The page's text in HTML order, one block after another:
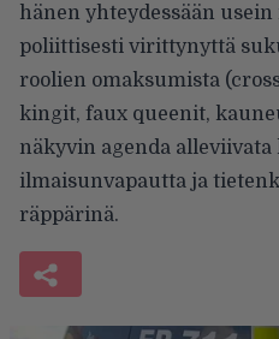
hänen yhteydessään
poliittisesti virittynyttä
roolien omaksumista
kingit, faux queenit,
näkyvin agenda alleviivata
ilmaisunvapautta ja
räppärinä.